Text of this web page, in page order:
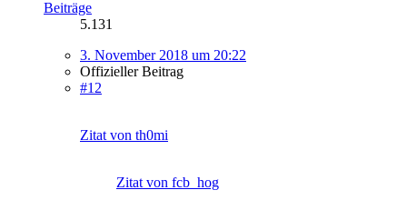
Beiträge
5.131
3. November 2018 um 20:22
Offizieller Beitrag
#12
Zitat von th0mi
Zitat von fcb_hog